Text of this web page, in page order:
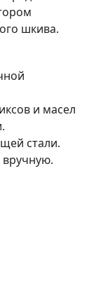
шкива.
и масел
стали.